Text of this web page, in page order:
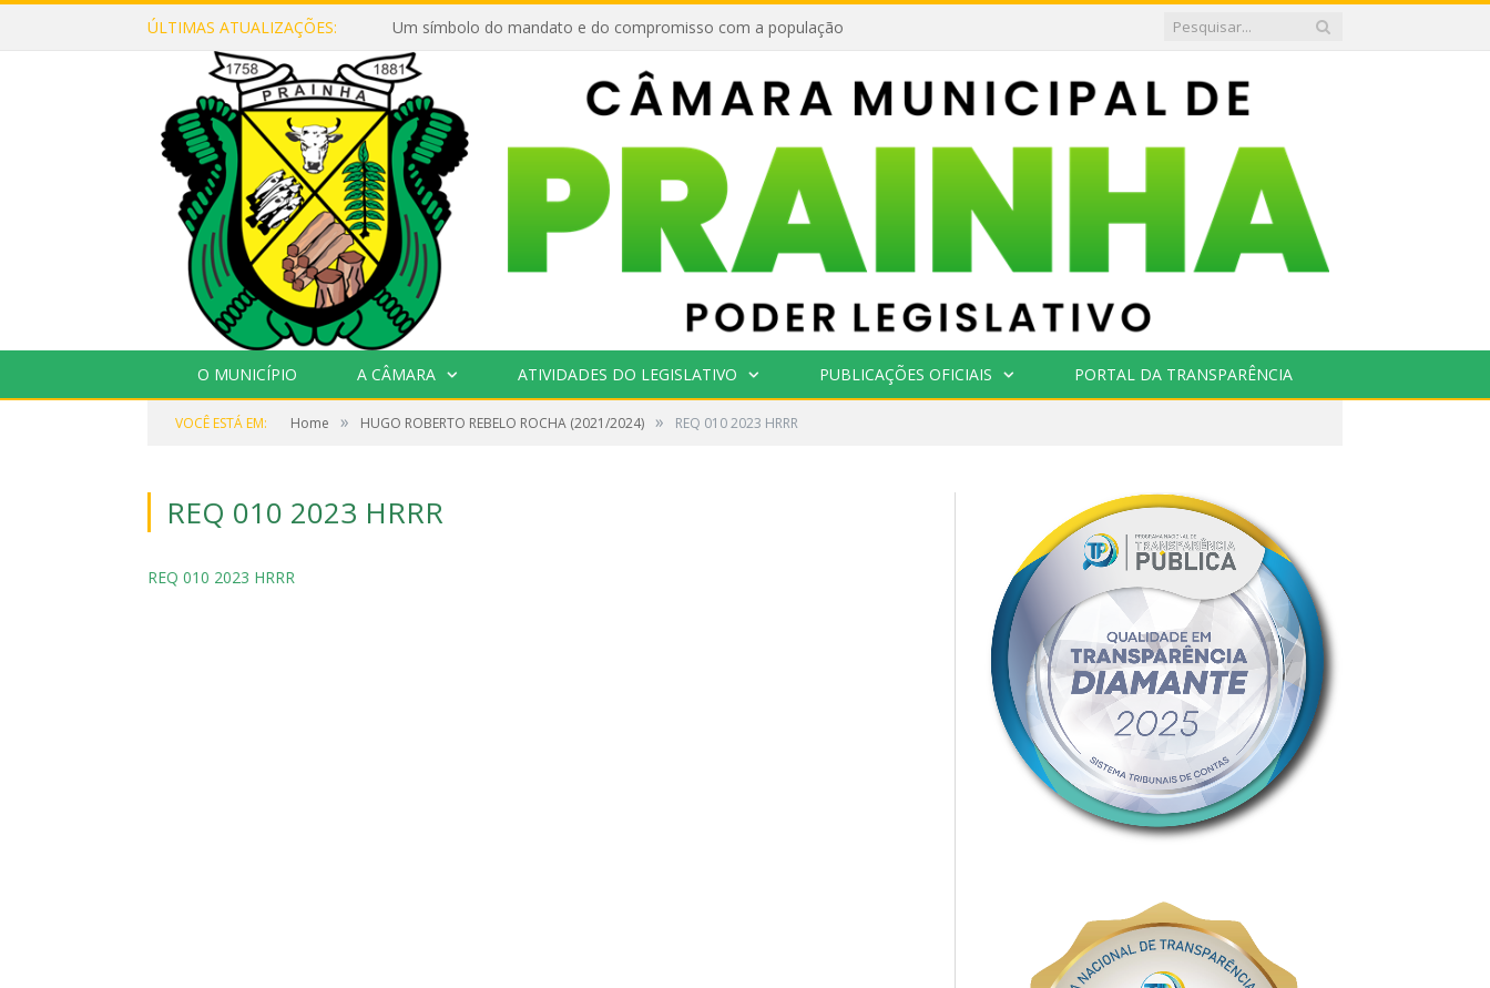
ÚLTIMAS ATUALIZAÇÕES: Um símbolo do mandato e do compromisso com a população
O MUNICÍPIO A CÂMARA ATIVIDADES DO LEGISLATIVO PUBLICAÇÕES OFICIAIS PORTAL DA TRANSPARÊNCIA
VOCÊ ESTÁ EM: Home » HUGO ROBERTO REBELO ROCHA (2021/2024) » REQ 010 2023 HRRR
REQ 010 2023 HRRR
REQ 010 2023 HRRR